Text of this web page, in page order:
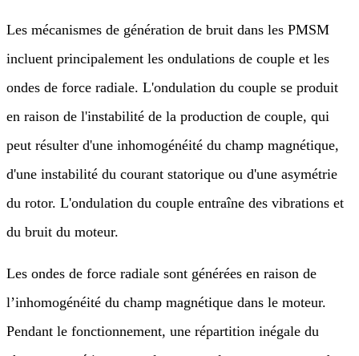
Les mécanismes de génération de bruit dans les PMSM
incluent principalement les ondulations de couple et les
ondes de force radiale. L'ondulation du couple se produit
en raison de l'instabilité de la production de couple, qui
peut résulter d'une inhomogénéité du champ magnétique,
d'une instabilité du courant statorique ou d'une asymétrie
du rotor. L'ondulation du couple entraîne des vibrations et
du bruit du moteur.
Les ondes de force radiale sont générées en raison de
l’inhomogénéité du champ magnétique dans le moteur.
Pendant le fonctionnement, une répartition inégale du